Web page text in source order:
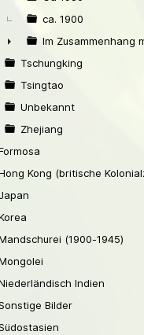
ca. 1900
►
Im Zusammenhang
Tschungking
Tsingtao
Unbekannt
Zhejiang
Kong (britische
Japan
(1900-1945)
Indien
Bilder